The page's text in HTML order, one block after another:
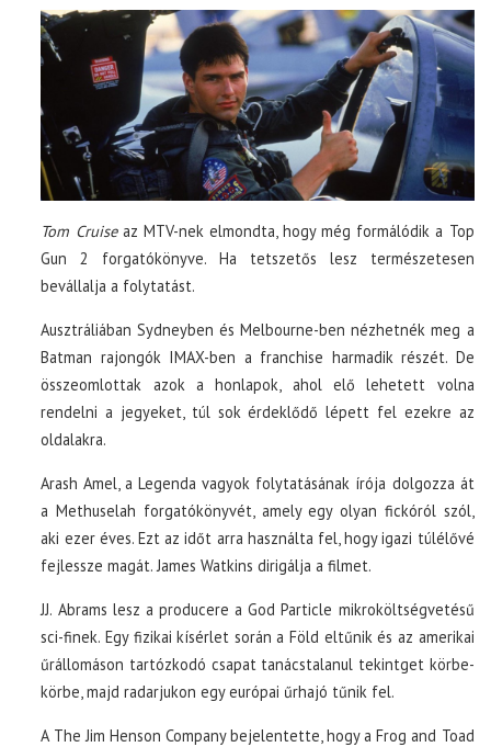
Tom Cruiseaz MTV-nek elmondta, hogy még formálódik a Top
Gun 2 forgatókönyve. Ha tetszetős lesz természetesen
bevállalja a folytatást.
Ausztráliában Sydneyben és Melbourne-ben nézhetnék meg a
Batman rajongók IMAX-ben a franchise harmadik részét. De
összeomlottak azok a honlapok, ahol elő lehetett volna
rendelni a jegyeket, túl sok érdeklődő lépett fel ezekre az
oldalakra.
Arash Amel, a Legenda vagyok folytatásának írója dolgozza át
a Methuselah forgatókönyvét, amely egy olyan fickóról szól,
aki ezer éves. Ezt az időt arra használta fel, hogy igazi túlélővé
fejlessze magát. James Watkins dirigálja a filmet.
JJ. Abrams lesz a producere a God Particle mikroköltségvetésű
sci-finek. Egy fizikai kísérlet során a Föld eltűnik és az amerikai
űrállomáson tartózkodó csapat tanácstalanul tekintget körbe-
körbe, majd radarjukon egy európai űrhajó tűnik fel.
A The Jim Henson Company bejelentette, hogy a Frog and Toad